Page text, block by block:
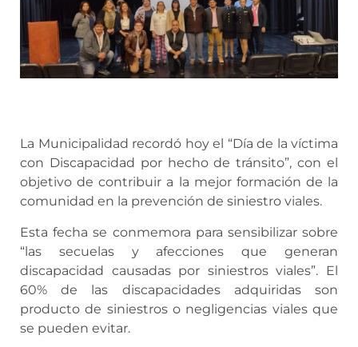
La Municipalidad recordó hoy el “Día de la víctima
con Discapacidad por hecho de tránsito”, con el
objetivo de contribuir a la mejor formación de la
comunidad en la prevención de siniestro viales.
Esta fecha se conmemora para sensibilizar sobre
“las secuelas y afecciones que generan
discapacidad causadas por siniestros viales”. El
60% de las discapacidades adquiridas son
producto de siniestros o negligencias viales que
se pueden evitar.